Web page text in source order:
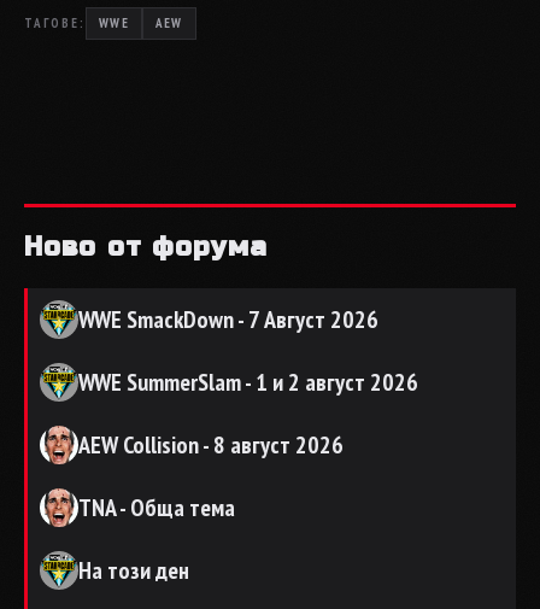
ТАГОВЕ: WWE AEW
Ново от форума
WWE SmackDown - 7 Август 2026
WWE SummerSlam - 1 и 2 август 2026
AEW Collision - 8 август 2026
TNA - Обща тема
На този ден